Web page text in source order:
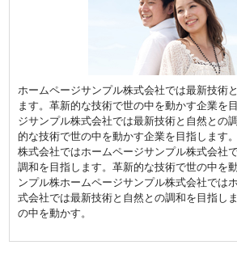
ホームページサンプル株式会社では最新技術
ます。革新的な技術で世の中を動かす企業を
ジサンプル株式会社では最新技術と自然との
的な技術で世の中を動かす企業を目指します
株式会社ではホームページサンプル株式会社
調和を目指します。革新的な技術で世の中を
ンプル株ホームページサンプル株式会社では
式会社では最新技術と自然との調和を目指し
の中を動かす。